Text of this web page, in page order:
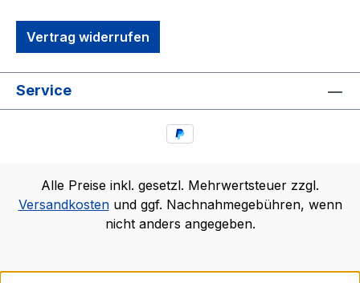
Vertrag widerrufen
Service
Alle Preise inkl. gesetzl. Mehrwertsteuer zzgl.
Versandkostenund ggf. Nachnahmegebühren, wenn
nicht anders angegeben.